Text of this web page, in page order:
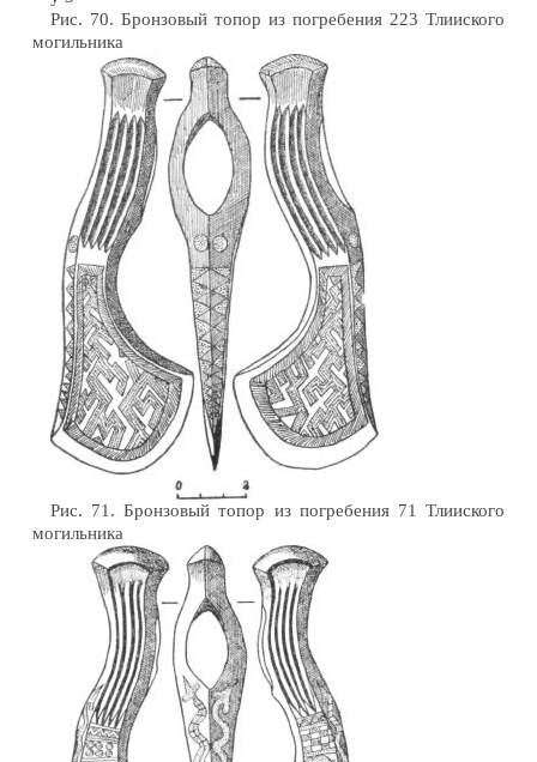
Рис. 70. Бронзовый топор из погребения 223 Тлииского
могильника
Рис. 71. Бронзовый топор из погребения 71 Тлииского
могильника